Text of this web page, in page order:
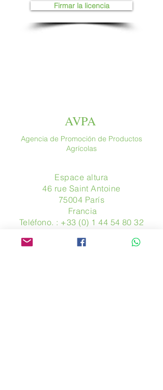
Firmar la licencia
AVPA
Agencia de Promoción de Productos
Agrícolas
Espace altura
46 rue Saint Antoine
75004 París
​ Francia
Teléfono. : +33 (0) 1 44 54 80 32
www.avpa.fr